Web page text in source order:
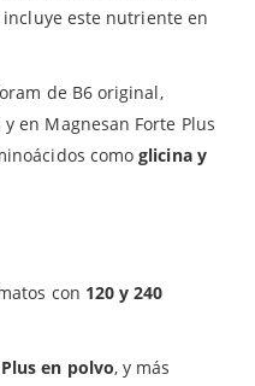
este nutriente en
de B6 original,
en Magnesan Forte Plus
comoglicina y
con 120 y 240
en polvo, y más